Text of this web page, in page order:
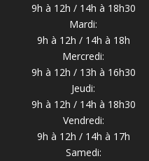
9h à 12h / 14h à 18h30
Mardi:
9h à 12h / 14h à 18h
Mercredi:
9h à 12h / 13h à 16h30
Jeudi:
9h à 12h / 14h à 18h30
Vendredi:
9h à 12h / 14h à 17h
Samedi: